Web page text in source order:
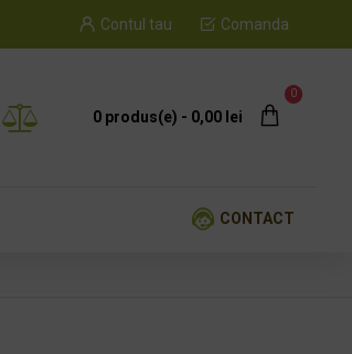
Contul tau Comanda
0 produs(e) - 0,00 lei
0
CONTACT